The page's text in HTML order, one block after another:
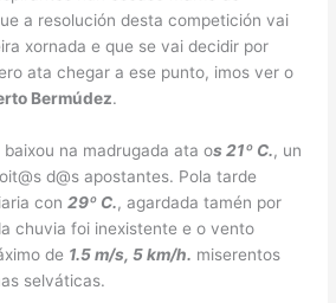
a resolución desta competición vai
xornada e que se vai decidir por
ata chegar a ese punto, imos ver o
Bermúdez.
na madrugada ata os 21º C., un
d@s apostantes. Pola tarde
con29º C., agardada tamén por
chuvia foi inexistente e o vento
de 1.5 m/s, 5 km/h. miserentos
selváticas.